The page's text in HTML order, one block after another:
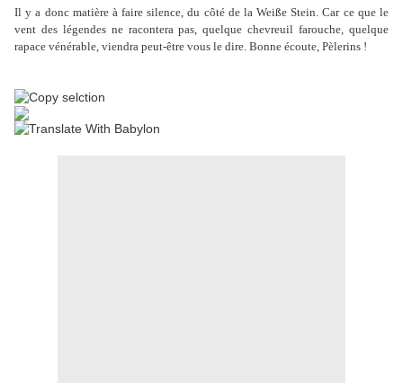
Il y a donc matière à faire silence, du côté de la Weiße Stein. Car ce que le
vent des légendes ne racontera pas, quelque chevreuil farouche, quelque
rapace vénérable, viendra peut-être vous le dire. Bonne écoute, Pèlerins !